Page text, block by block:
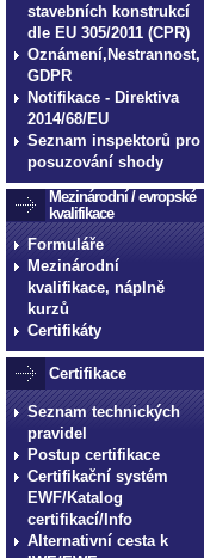
stavebních konstrukcí
dle EU 305/2011 (CPR)
Oznámení,Nestrannost,
GDPR
Notifikace - Direktiva
2014/68/EU
Seznam inspektorů pro
posuzování shody
Mezinárodní / evropské
kvalifikace
Formuláře
Mezinárodní
kvalifikace, náplně
kurzů
Certifikáty
Certifikace
Seznam technických
pravidel
Postup certifikace
Certifikační systém
EWF/Katalog
certifikací/Info
Alternativní cesta k